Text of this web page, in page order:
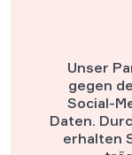
Unser
gegen
Social-
Daten.
erhalten